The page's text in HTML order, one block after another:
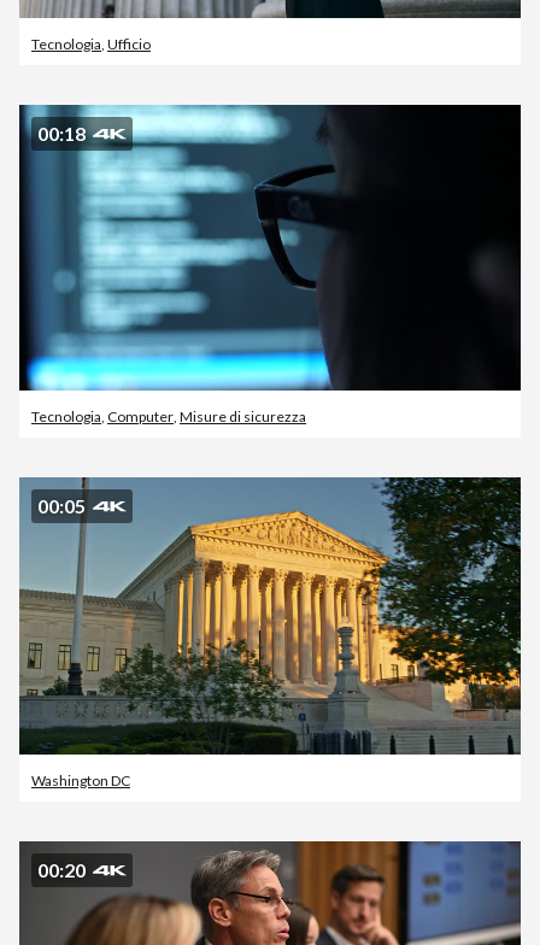
Tecnologia, Ufficio
00:18
Tecnologia, Computer, Misure di sicurezza
00:05
Washington DC
00:20